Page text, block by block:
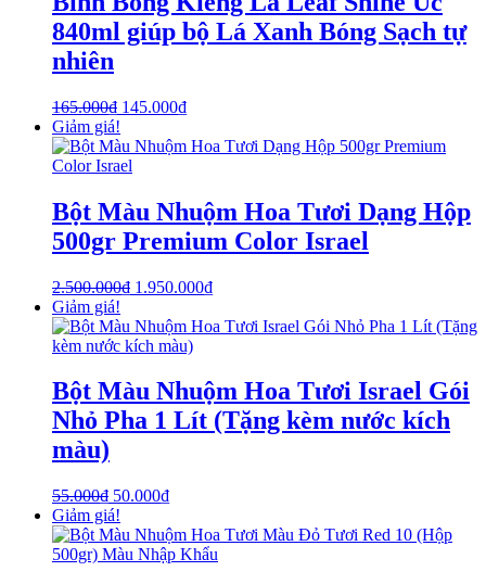
840ml giúp bộ Lá Xanh Bóng Sạch tự
nhiên
165.000₫ 145.000₫
Giảm giá!
Bột Màu Nhuộm Hoa Tươi Dạng Hộp
500gr Premium Color Israel
2.500.000₫ 1.950.000₫
Giảm giá!
Bột Màu Nhuộm Hoa Tươi Israel Gói
Nhỏ Pha 1 Lít (Tặng kèm nước kích
màu)
55.000₫ 50.000₫
Giảm giá!